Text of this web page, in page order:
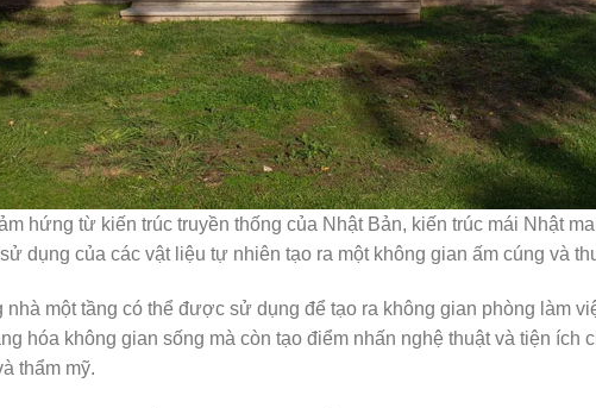
hứng từ kiến trúc truyền thống của Nhật Bản, kiến trúc mái Nhật
dụng của các vật liệu tự nhiên tạo ra một không gian ấm cúng và
nhà một tầng có thể được sử dụng để tạo ra không gian phòng làm
hóa không gian sống mà còn tạo điểm nhấn nghệ thuật và tiện
thẩm mỹ.